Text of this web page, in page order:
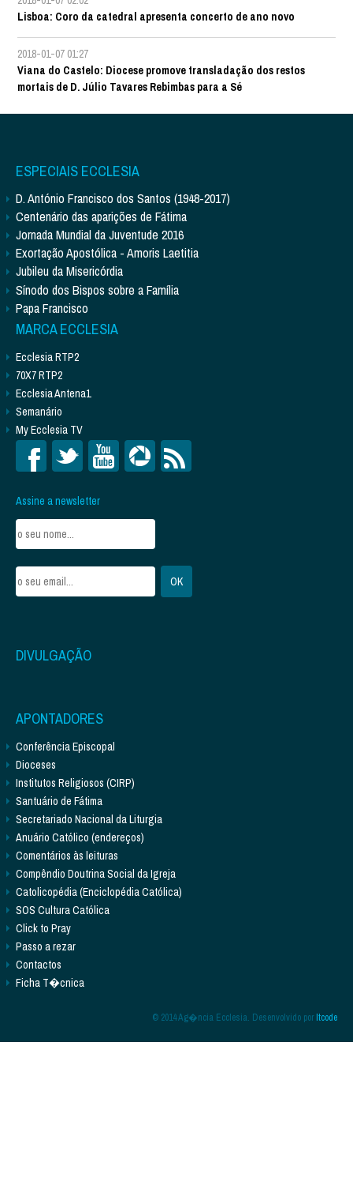
Lisboa: Coro da catedral apresenta concerto de ano novo
2018-01-07 01:27
Viana do Castelo: Diocese promove transladação dos restos
mortais de D. Júlio Tavares Rebimbas para a Sé
ESPECIAIS ECCLESIA
D. António Francisco dos Santos (1948-2017)
Centenário das aparições de Fátima
Jornada Mundial da Juventude 2016
Exortação Apostólica - Amoris Laetitia
Jubileu da Misericórdia
Sínodo dos Bispos sobre a Família
Papa Francisco
MARCA ECCLESIA
Ecclesia RTP2
70X7 RTP2
Ecclesia Antena1
Semanário
My Ecclesia TV
Assine a newsletter
DIVULGAÇÃO
APONTADORES
Conferência Episcopal
Dioceses
Institutos Religiosos (CIRP)
Santuário de Fátima
Secretariado Nacional da Liturgia
Anuário Católico (endereços)
Comentários às leituras
Compêndio Doutrina Social da Igreja
Catolicopédia (Enciclopédia Católica)
SOS Cultura Católica
Click to Pray
Passo a rezar
Contactos
Ficha T�cnica
© 2014 Ag�ncia Ecclesia. Desenvolvido porItcode